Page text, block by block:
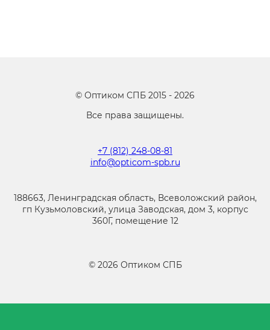
© Оптиком СПБ 2015 - 2026
Все права защищены.
+7 (812) 248-08-81
info@opticom-spb.ru
188663, Ленинградская область, Всеволожский район,
гп Кузьмоловский, улица Заводская, дом 3, корпус
360Г, помещение 12
© 2026 Оптиком СПБ